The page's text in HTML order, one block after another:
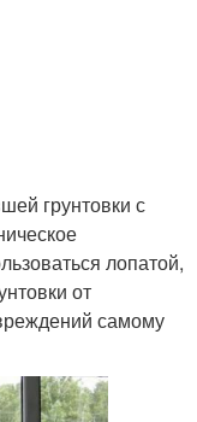
грунтовки с
лопатой,
от
самому